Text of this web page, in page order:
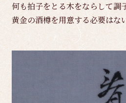
何も拍子をとる木をならして調
黄金の酒樽を用意する必要はな